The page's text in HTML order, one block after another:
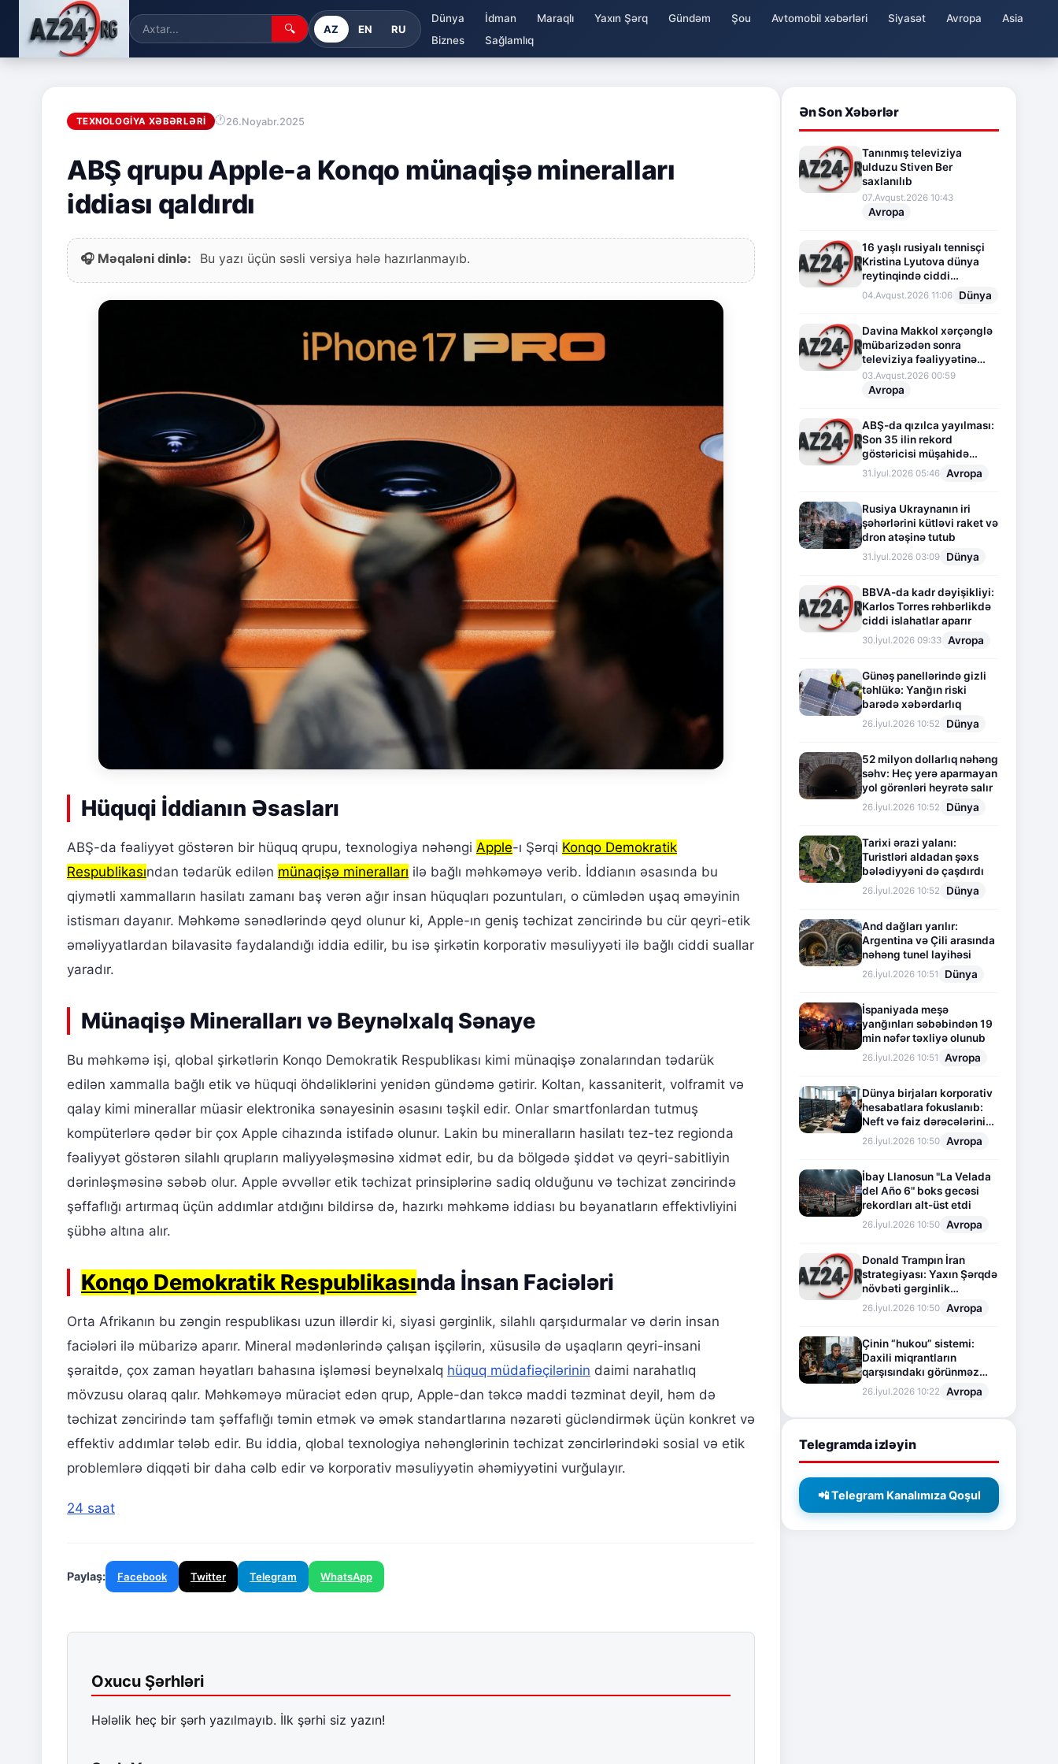
🔍 AZ EN RU
Dünya İdman Maraqlı Yaxın Şərq Gündəm Şou Avtomobil xəbərləri Siyasət Avropa
Asia
Biznes
Sağlamlıq
TEXNOLOGIYA XƏBƏRLƏRI 26.Noyabr.2025
ABŞ qrupu Apple-a Konqo münaqişə mineralları
iddiası qaldırdı
🎧 Məqaləni dinlə: Bu yazı üçün səsli versiya hələ hazırlanmayıb.
Hüquqi İddianın Əsasları
ABŞ-da fəaliyyət göstərən bir hüquq qrupu, texnologiya nəhəngi Apple-ı Şərqi Konqo Demokratik
Respublikasından tədarük edilən münaqişə mineralları ilə bağlı məhkəməyə verib. İddianın əsasında bu
qiymətli xammalların hasilatı zamanı baş verən ağır insan hüquqları pozuntuları, o cümlədən uşaq əməyinin
istismarı dayanır. Məhkəmə sənədlərində qeyd olunur ki, Apple-ın geniş təchizat zəncirində bu cür qeyri-etik
əməliyyatlardan bilavasitə faydalandığı iddia edilir, bu isə şirkətin korporativ məsuliyyəti ilə bağlı ciddi suallar
yaradır.
Münaqişə Mineralları və Beynəlxalq Sənaye
Bu məhkəmə işi, qlobal şirkətlərin Konqo Demokratik Respublikası kimi münaqişə zonalarından tədarük
edilən xammalla bağlı etik və hüquqi öhdəliklərini yenidən gündəmə gətirir. Koltan, kassaniterit, volframit və
qalay kimi minerallar müasir elektronika sənayesinin əsasını təşkil edir. Onlar smartfonlardan tutmuş
kompüterlərə qədər bir çox Apple cihazında istifadə olunur. Lakin bu mineralların hasilatı tez-tez regionda
fəaliyyət göstərən silahlı qrupların maliyyələşməsinə xidmət edir, bu da bölgədə şiddət və qeyri-sabitliyin
dərinləşməsinə səbəb olur. Apple əvvəllər etik təchizat prinsiplərinə sadiq olduğunu və təchizat zəncirində
şəffaflığı artırmaq üçün addımlar atdığını bildirsə də, hazırkı məhkəmə iddiası bu bəyanatların effektivliyini
şübhə altına alır.
Konqo Demokratik Respublikasında İnsan Faciələri
Orta Afrikanın bu zəngin respublikası uzun illərdir ki, siyasi gərginlik, silahlı qarşıdurmalar və dərin insan
faciələri ilə mübarizə aparır. Mineral mədənlərində çalışan işçilərin, xüsusilə də uşaqların qeyri-insani
şəraitdə, çox zaman həyatları bahasına işləməsi beynəlxalq hüquq müdafiəçilərinin daimi narahatlıq
mövzusu olaraq qalır. Məhkəməyə müraciət edən qrup, Apple-dan təkcə maddi təzminat deyil, həm də
təchizat zəncirində tam şəffaflığı təmin etmək və əmək standartlarına nəzarəti gücləndirmək üçün konkret və
effektiv addımlar tələb edir. Bu iddia, qlobal texnologiya nəhənglərinin təchizat zəncirlərindəki sosial və etik
problemlərə diqqəti bir daha cəlb edir və korporativ məsuliyyətin əhəmiyyətini vurğulayır.
24 saat
Paylaş: Facebook Twitter Telegram WhatsApp
Oxucu Şərhləri
Hələlik heç bir şərh yazılmayıb. İlk şərhi siz yazın!
Ən Son Xəbərlər
Tanınmış televiziya
ulduzu Stiven Ber
saxlanılıb
07.Avqust.2026 10:43
Avropa
16 yaşlı rusiyalı tennisçi
Kristina Lyutova dünya
reytinqində ciddi
irəliləyişə imza atdı
04.Avqust.2026 11:06 Dünya
Davina Makkol xərçənglə
mübarizədən sonra
televiziya fəaliyyətinə
fasilə verir
03.Avqust.2026 00:59
Avropa
ABŞ-da qızılca yayılması:
Son 35 ilin rekord
göstəricisi müşahidə
olunur
31.İyul.2026 05:46 Avropa
Rusiya Ukraynanın iri
şəhərlərini kütləvi raket və
dron atəşinə tutub
31.İyul.2026 03:09 Dünya
BBVA-da kadr dəyişikliyi:
Karlos Torres rəhbərlikdə
ciddi islahatlar aparır
30.İyul.2026 09:33 Avropa
Günəş panellərində gizli
təhlükə: Yanğın riski
barədə xəbərdarlıq
26.İyul.2026 10:52 Dünya
52 milyon dollarlıq nəhəng
səhv: Heç yerə aparmayan
yol görənləri heyrətə salır
26.İyul.2026 10:52 Dünya
Tarixi ərazi yalanı:
Turistləri aldadan şəxs
bələdiyyəni də çaşdırdı
26.İyul.2026 10:52 Dünya
And dağları yarılır:
Argentina və Çili arasında
nəhəng tunel layihəsi
26.İyul.2026 10:51 Dünya
İspaniyada meşə
yanğınları səbəbindən 19
min nəfər təxliyə olunub
26.İyul.2026 10:51 Avropa
Dünya birjaları korporativ
hesabatlara fokuslanıb:
Neft və faiz dərəcələrinin
təsiri altında cari vəziyyət
26.İyul.2026 10:50 Avropa
İbay Llanosun "La Velada
del Año 6" boks gecəsi
rekordları alt-üst etdi
26.İyul.2026 10:50 Avropa
Donald Trampın İran
strategiyası: Yaxın Şərqdə
növbəti gərginlik
mərhələsi
26.İyul.2026 10:50 Avropa
Çinin “hukou” sistemi:
Daxili miqrantların
qarşısındakı görünməz
sədd
26.İyul.2026 10:22 Avropa
Telegramda izləyin
📲 Telegram Kanalımıza Qoşul